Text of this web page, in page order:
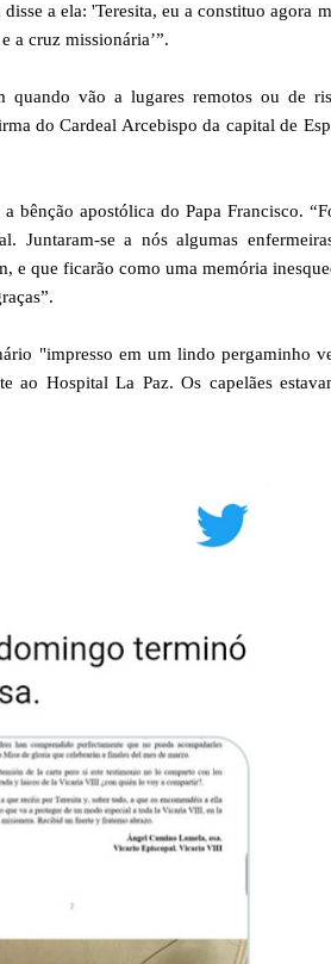
a ela: 'Teresita, eu a constituo agora
a cruz missionária’”.
quando vão a lugares remotos ou de
do Cardeal Arcebispo da capital de
bênção apostólica do Papa Francisco.
Juntaram-se a nós algumas
e que ficarão como uma memória
"impresso em um lindo pergaminho
ao Hospital La Paz. Os capelães